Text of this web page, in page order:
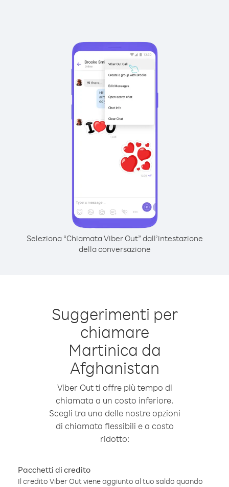
Seleziona “Chiamata Viber Out” dall’intestazione
della conversazione
Suggerimenti per
chiamare
Martinica da
Afghanistan
Viber Out ti offre più tempo di
chiamata a un costo inferiore.
Scegli tra una delle nostre opzioni
di chiamata flessibili e a costo
ridotto:
Pacchetti di credito
Il credito Viber Out viene aggiunto al tuo saldo quando